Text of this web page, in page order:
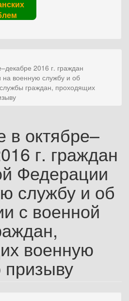
2016 г. граждан
на военную службу и об
граждан, проходящих
в октябре–
г. граждан
Федерации
службу и об
с военной
военную